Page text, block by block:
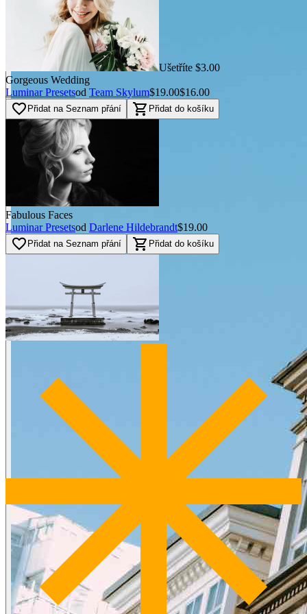
Ušetříte $3.00
Gorgeous Wedding
Luminar Presetsod Team Skylum$19.00$16.00
favorite_border Přidat na Seznam přání shopping_cart Přidat do košíku
Fabulous Faces
Luminar Presetsod Darlene Hildebrandt$19.00
favorite_border Přidat na Seznam přání shopping_cart Přidat do košíku